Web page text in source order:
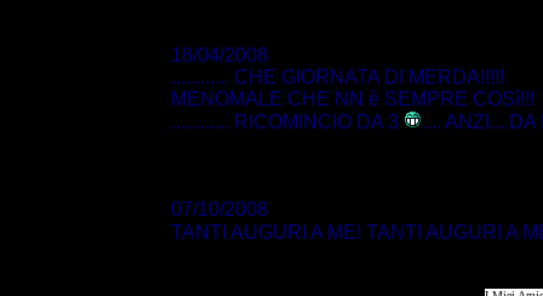
18/04/2008
............ CHE GIORNATA DI MERDA!!!!!
MENOMALE CHE NN è SEMPRE COSì!!!
............ RICOMINCIO DA 3
.... ANZI....DA
07/10/2008
TANTI AUGURI A ME! TANTI AUGURI A